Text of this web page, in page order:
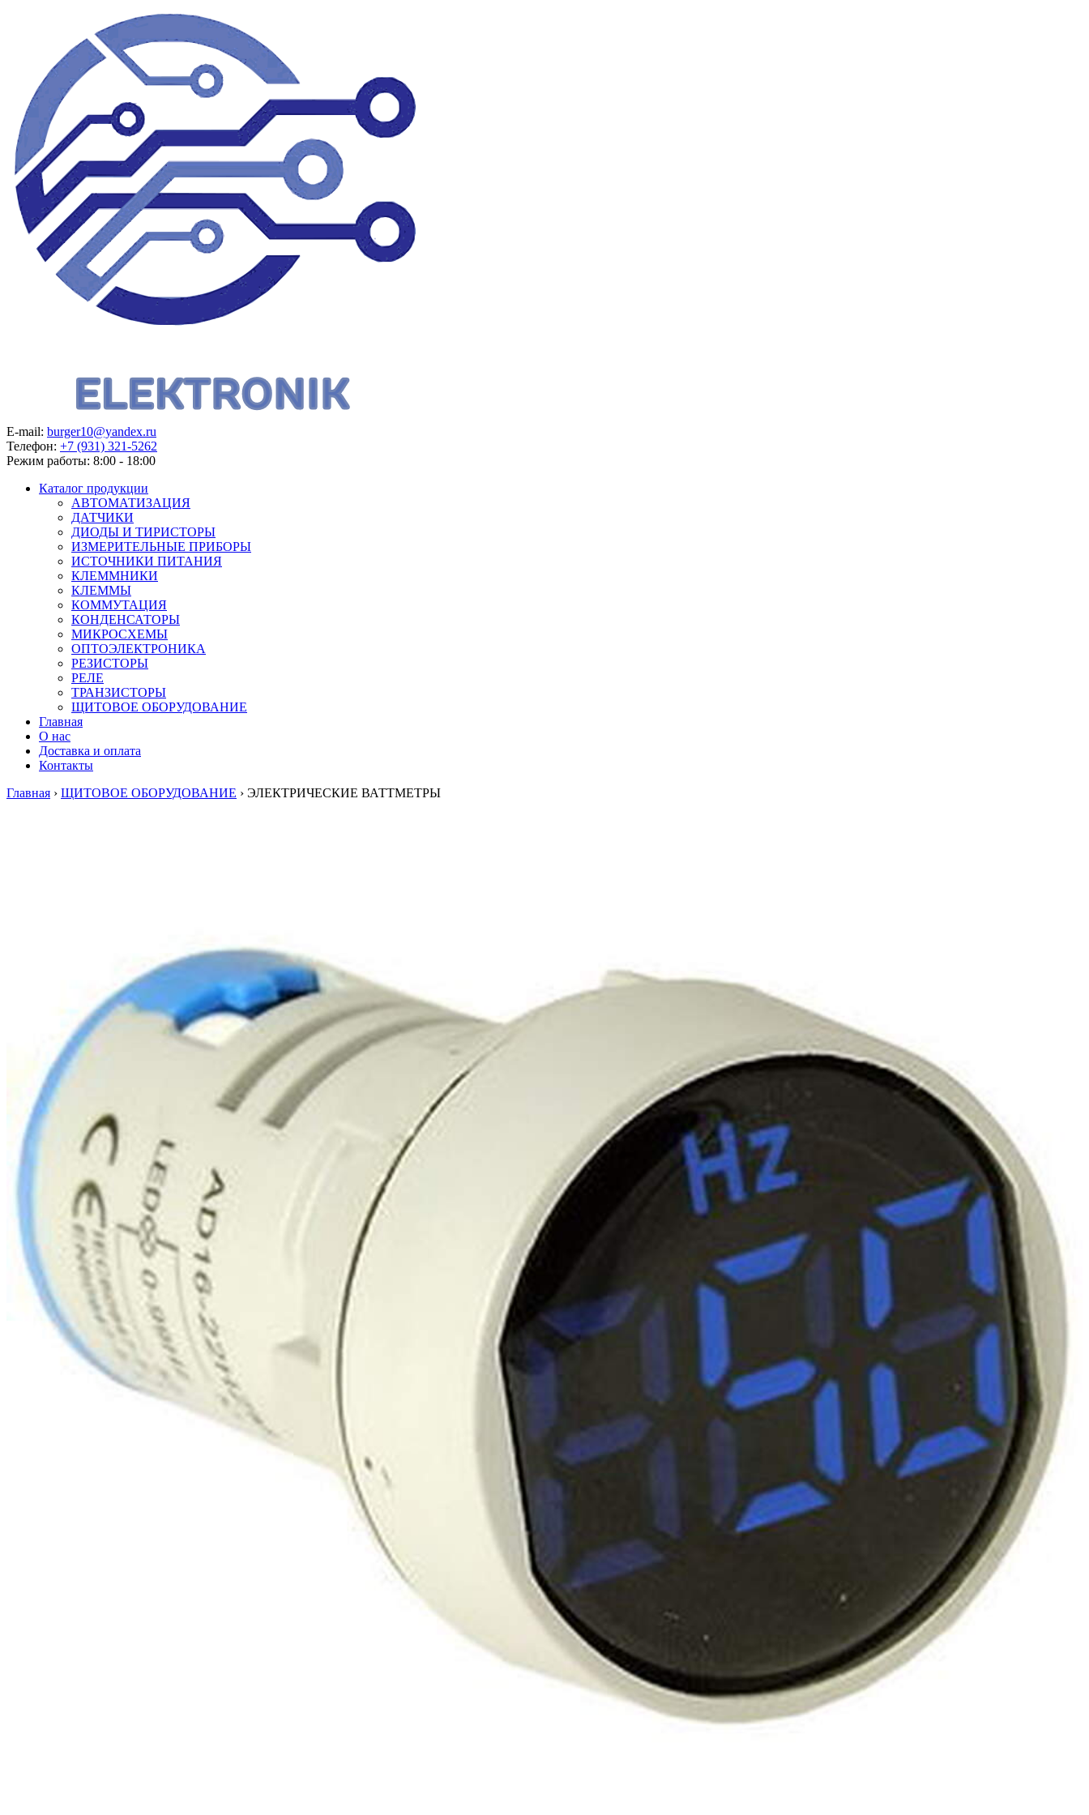
E-mail: burger10@yandex.ru
Телефон: +7 (931) 321-5262
Режим работы: 8:00 - 18:00
Каталог продукции
АВТОМАТИЗАЦИЯ
ДАТЧИКИ
ДИОДЫ И ТИРИСТОРЫ
ИЗМЕРИТЕЛЬНЫЕ ПРИБОРЫ
ИСТОЧНИКИ ПИТАНИЯ
КЛЕММНИКИ
КЛЕММЫ
КОММУТАЦИЯ
КОНДЕНСАТОРЫ
МИКРОСХЕМЫ
ОПТОЭЛЕКТРОНИКА
РЕЗИСТОРЫ
РЕЛЕ
ТРАНЗИСТОРЫ
ЩИТОВОЕ ОБОРУДОВАНИЕ
Главная
О нас
Доставка и оплата
Контакты
Главная › ЩИТОВОЕ ОБОРУДОВАНИЕ › ЭЛЕКТРИЧЕСКИЕ ВАТТМЕТРЫ